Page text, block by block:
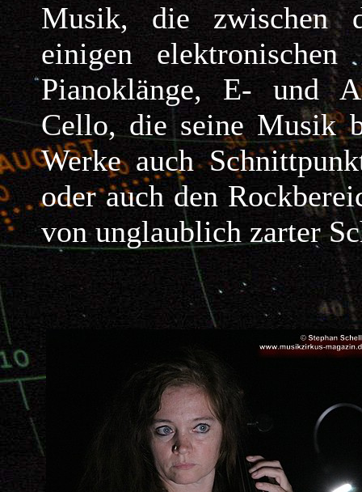
Musik, die zwischen
einigen
Pianoklänge, E- und
Cello, die seine Musik
Werke auch
oder auch den
von unglaublich zarter